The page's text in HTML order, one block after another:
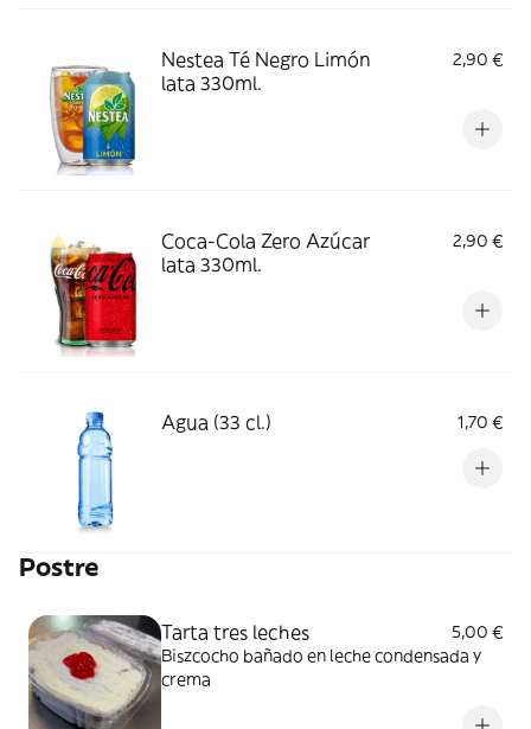
Nestea Té Negro Limón
lata 330ml.
2,90 €
Coca-Cola Zero Azúcar
lata 330ml.
2,90 €
Agua (33 cl.) 1,70 €
Postre
Tarta tres leches
5,00 €
Biszcocho bañado en leche condensada y
crema